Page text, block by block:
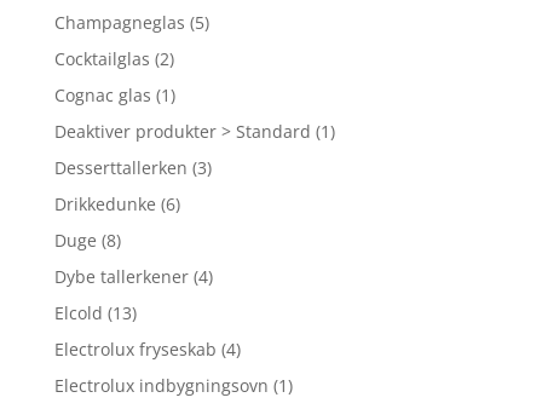
Champagneglas (5)
Cocktailglas (2)
Cognac glas (1)
Deaktiver produkter > Standard (1)
Desserttallerken (3)
Drikkedunke (6)
Duge (8)
Dybe tallerkener (4)
Elcold (13)
Electrolux fryseskab (4)
Electrolux indbygningsovn (1)